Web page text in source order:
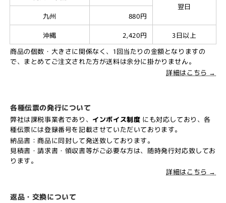
翌日
九州
880円
沖縄
2,420円
3日以上
商品の個数・大きさに関係なく、1回当たりの金額となりますの
で、まとめてご注文された方が送料は余分に掛かりません。
詳細はこちら →
各種伝票の発行について
弊社は課税事業者であり、 インボイス制度 にも対応しており、各
種伝票には登録番号を記載させていただいております。
納品書：商品に同封して発送致しております。
見積書・請求書・領収書等がご必要な方は、随時発行対応致してお
ります。
詳細はこちら →
返品・交換について